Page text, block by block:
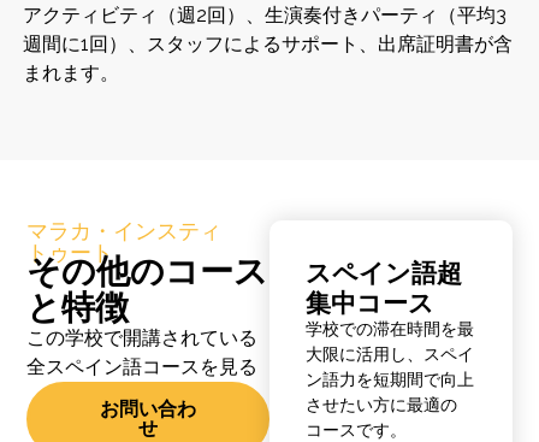
アクティビティ（週2回）、生演奏付きパーティ（平均3
週間に1回）、スタッフによるサポート、出席証明書が含
まれます。
マラカ・インスティ
トゥート
その他のコース
と特徴
この学校で開講されている
全スペイン語コースを見る
お問い合わ
せ
スペイン語超
集中コース
学校での滞在時間を最
大限に活用し、スペイ
ン語力を短期間で向上
させたい方に最適の
コースです。